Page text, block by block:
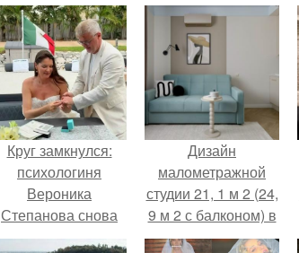
Круг замкнулся:
психологиня
Вероника
Степанова снова
вышла замуж за
Дизайн
малометражной
студии 21, 1 м 2 (24,
9 м 2 с балконом) в
Краснодаре.